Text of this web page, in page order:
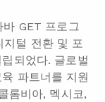
GET 프로그
지털 전환 및 포
되었다. 글로벌
파트너를 지원
롬비아, 멕시코,